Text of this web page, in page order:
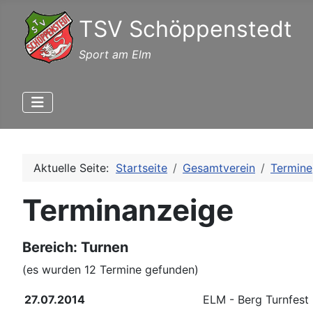
TSV Schöppenstedt
Sport am Elm
Aktuelle Seite: Startseite Gesamtverein Termine
Terminanzeige
Bereich: Turnen
(es wurden 12 Termine gefunden)
27.07.2014
ELM - Berg Turnfest